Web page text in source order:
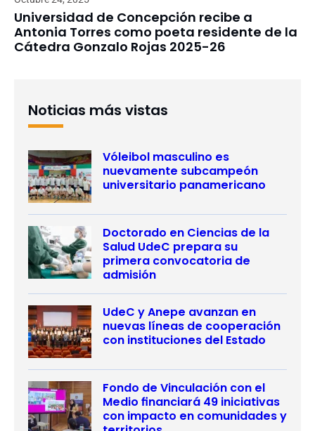
Universidad de Concepción recibe a
Antonia Torres como poeta residente de la
Cátedra Gonzalo Rojas 2025-26
Noticias más vistas
Vóleibol masculino es
nuevamente subcampeón
universitario panamericano
Doctorado en Ciencias de la
Salud UdeC prepara su
primera convocatoria de
admisión
UdeC y Anepe avanzan en
nuevas líneas de cooperación
con instituciones del Estado
Fondo de Vinculación con el
Medio financiará 49 iniciativas
con impacto en comunidades y